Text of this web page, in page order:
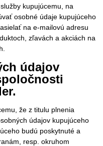
kupujúcemu, na
osobné údaje kupujúceho
na e-mailovú adresu
zľavách a akciách na
údajov
že z titulu plnenia
údajov kupujúceho
budú poskytnuté a
resp. okruhom